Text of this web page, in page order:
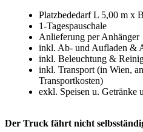
Platzbededarf L 5,00 m x
1-Tagespauschale
Anlieferung per Anhänger
inkl. Ab- und Aufladen &
inkl. Beleuchtung &
inkl. Transport (in Wien,
Transportkosten)
exkl. Speisen u. Getränke
Der Truck fährt nicht